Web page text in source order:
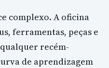
complexo. A oficina
ferramentas, peças e
recém-
de aprendizagem